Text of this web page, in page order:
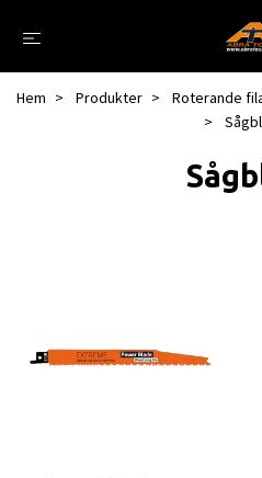
Hem Produkter
Roterande